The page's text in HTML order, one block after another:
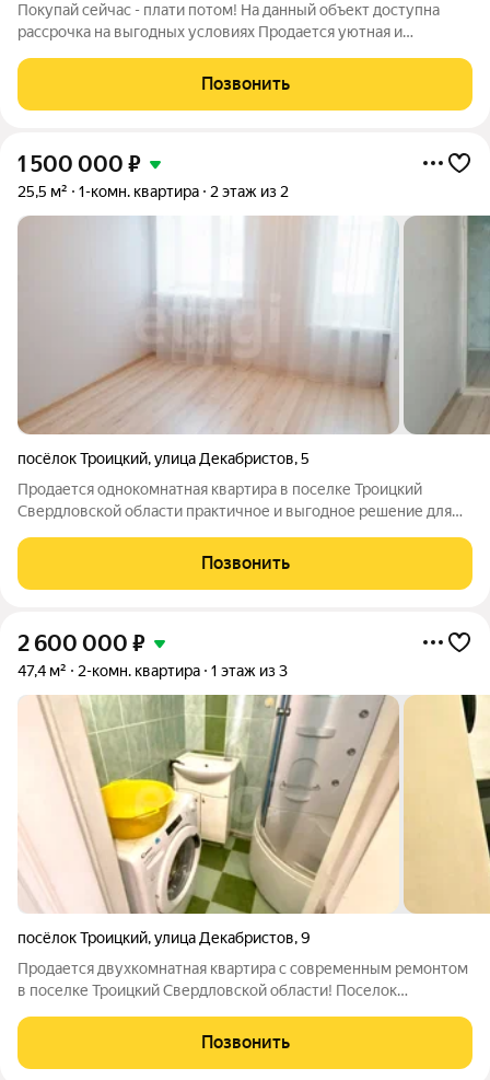
Покупай сейчас - плати потом! На данный объект доступна
рассрочка на выгодных условиях Продается уютная и
В центре города Талица по ул. Фрунзе. Планировка
раздельные, изолированные комнаты,
Позвонить
1 500 000 ₽
25,5 м² 1-комн. квартира 2 этаж из 2
посёлок Троицкий,улица Декабристов,5
Продается однокомнатная квартира в поселке Троицкий
Свердловской области практичное и выгодное решение для
км от Тюмени по трассе Тюмень-Екатеринбург, что
обеспечивает отличную транспортную
Позвонить
2 600 000 ₽
47,4 м² 2-комн. квартира 1 этаж из 3
посёлок Троицкий,улица Декабристов,9
Продается двухкомнатная квартира с современным ремонтом
в поселке Троицкий Свердловской области! Поселок
ж/д станции ветки Екатеринбург Тюмень, что делает поездки в
город легкими и быстрыми. В
Позвонить